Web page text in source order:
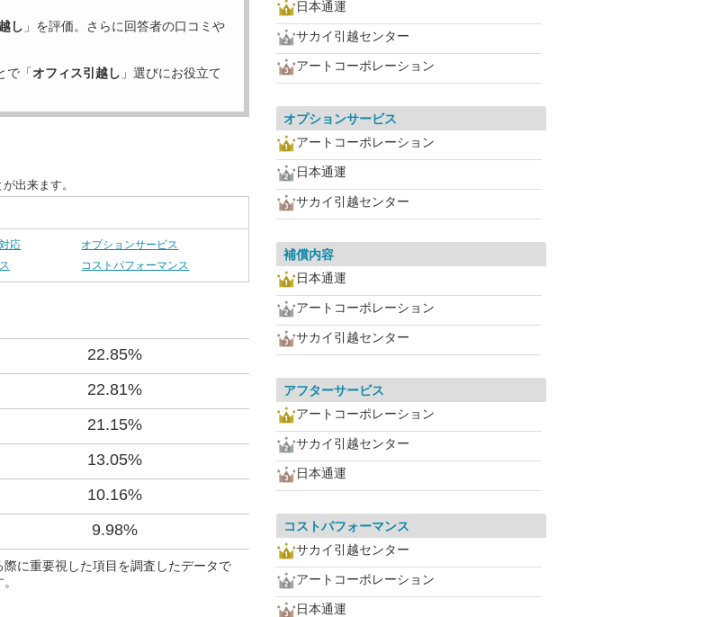
し 」を評価。さらに回答者の口コミや
で「オフィス引越し 」選びにお役立て
出来ます。
応
オプションサービス
コストパフォーマンス
22.85%
22.81%
21.15%
13.05%
10.16%
9.98%
に重要視した項目を調査したデータで
日本通運
サカイ引越センター
アートコーポレーション
オプションサービス
アートコーポレーション
日本通運
サカイ引越センター
補償内容
日本通運
アートコーポレーション
サカイ引越センター
アフターサービス
アートコーポレーション
サカイ引越センター
日本通運
コストパフォーマンス
サカイ引越センター
アートコーポレーション
日本通運